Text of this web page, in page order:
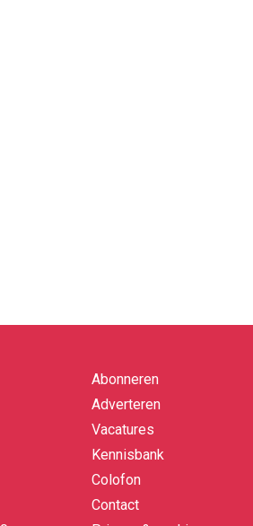
Abonneren
Adverteren
Vacatures
Kennisbank
Colofon
Contact